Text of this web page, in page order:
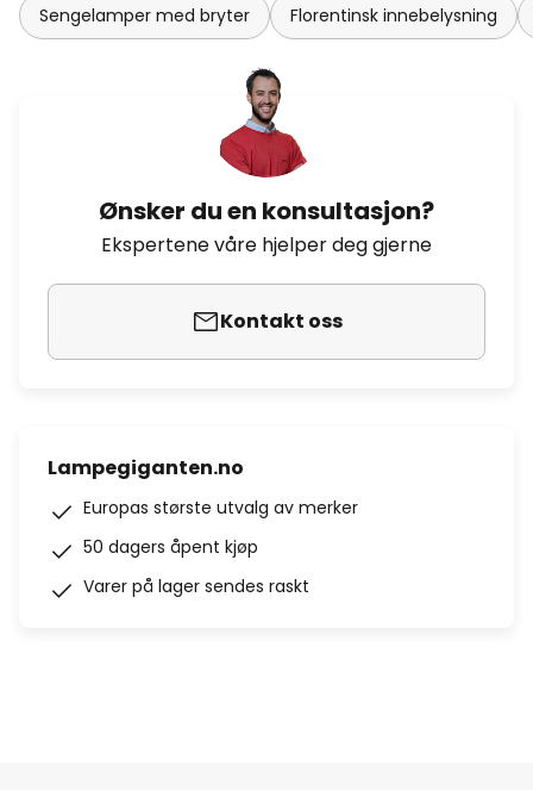
Sengelamper med bryter Florentinsk innebelysning
Ønsker du en konsultasjon?
Ekspertene våre hjelper deg gjerne
Kontakt oss
Lampegiganten.no
Europas største utvalg av merker
50 dagers åpent kjøp
Varer på lager sendes raskt